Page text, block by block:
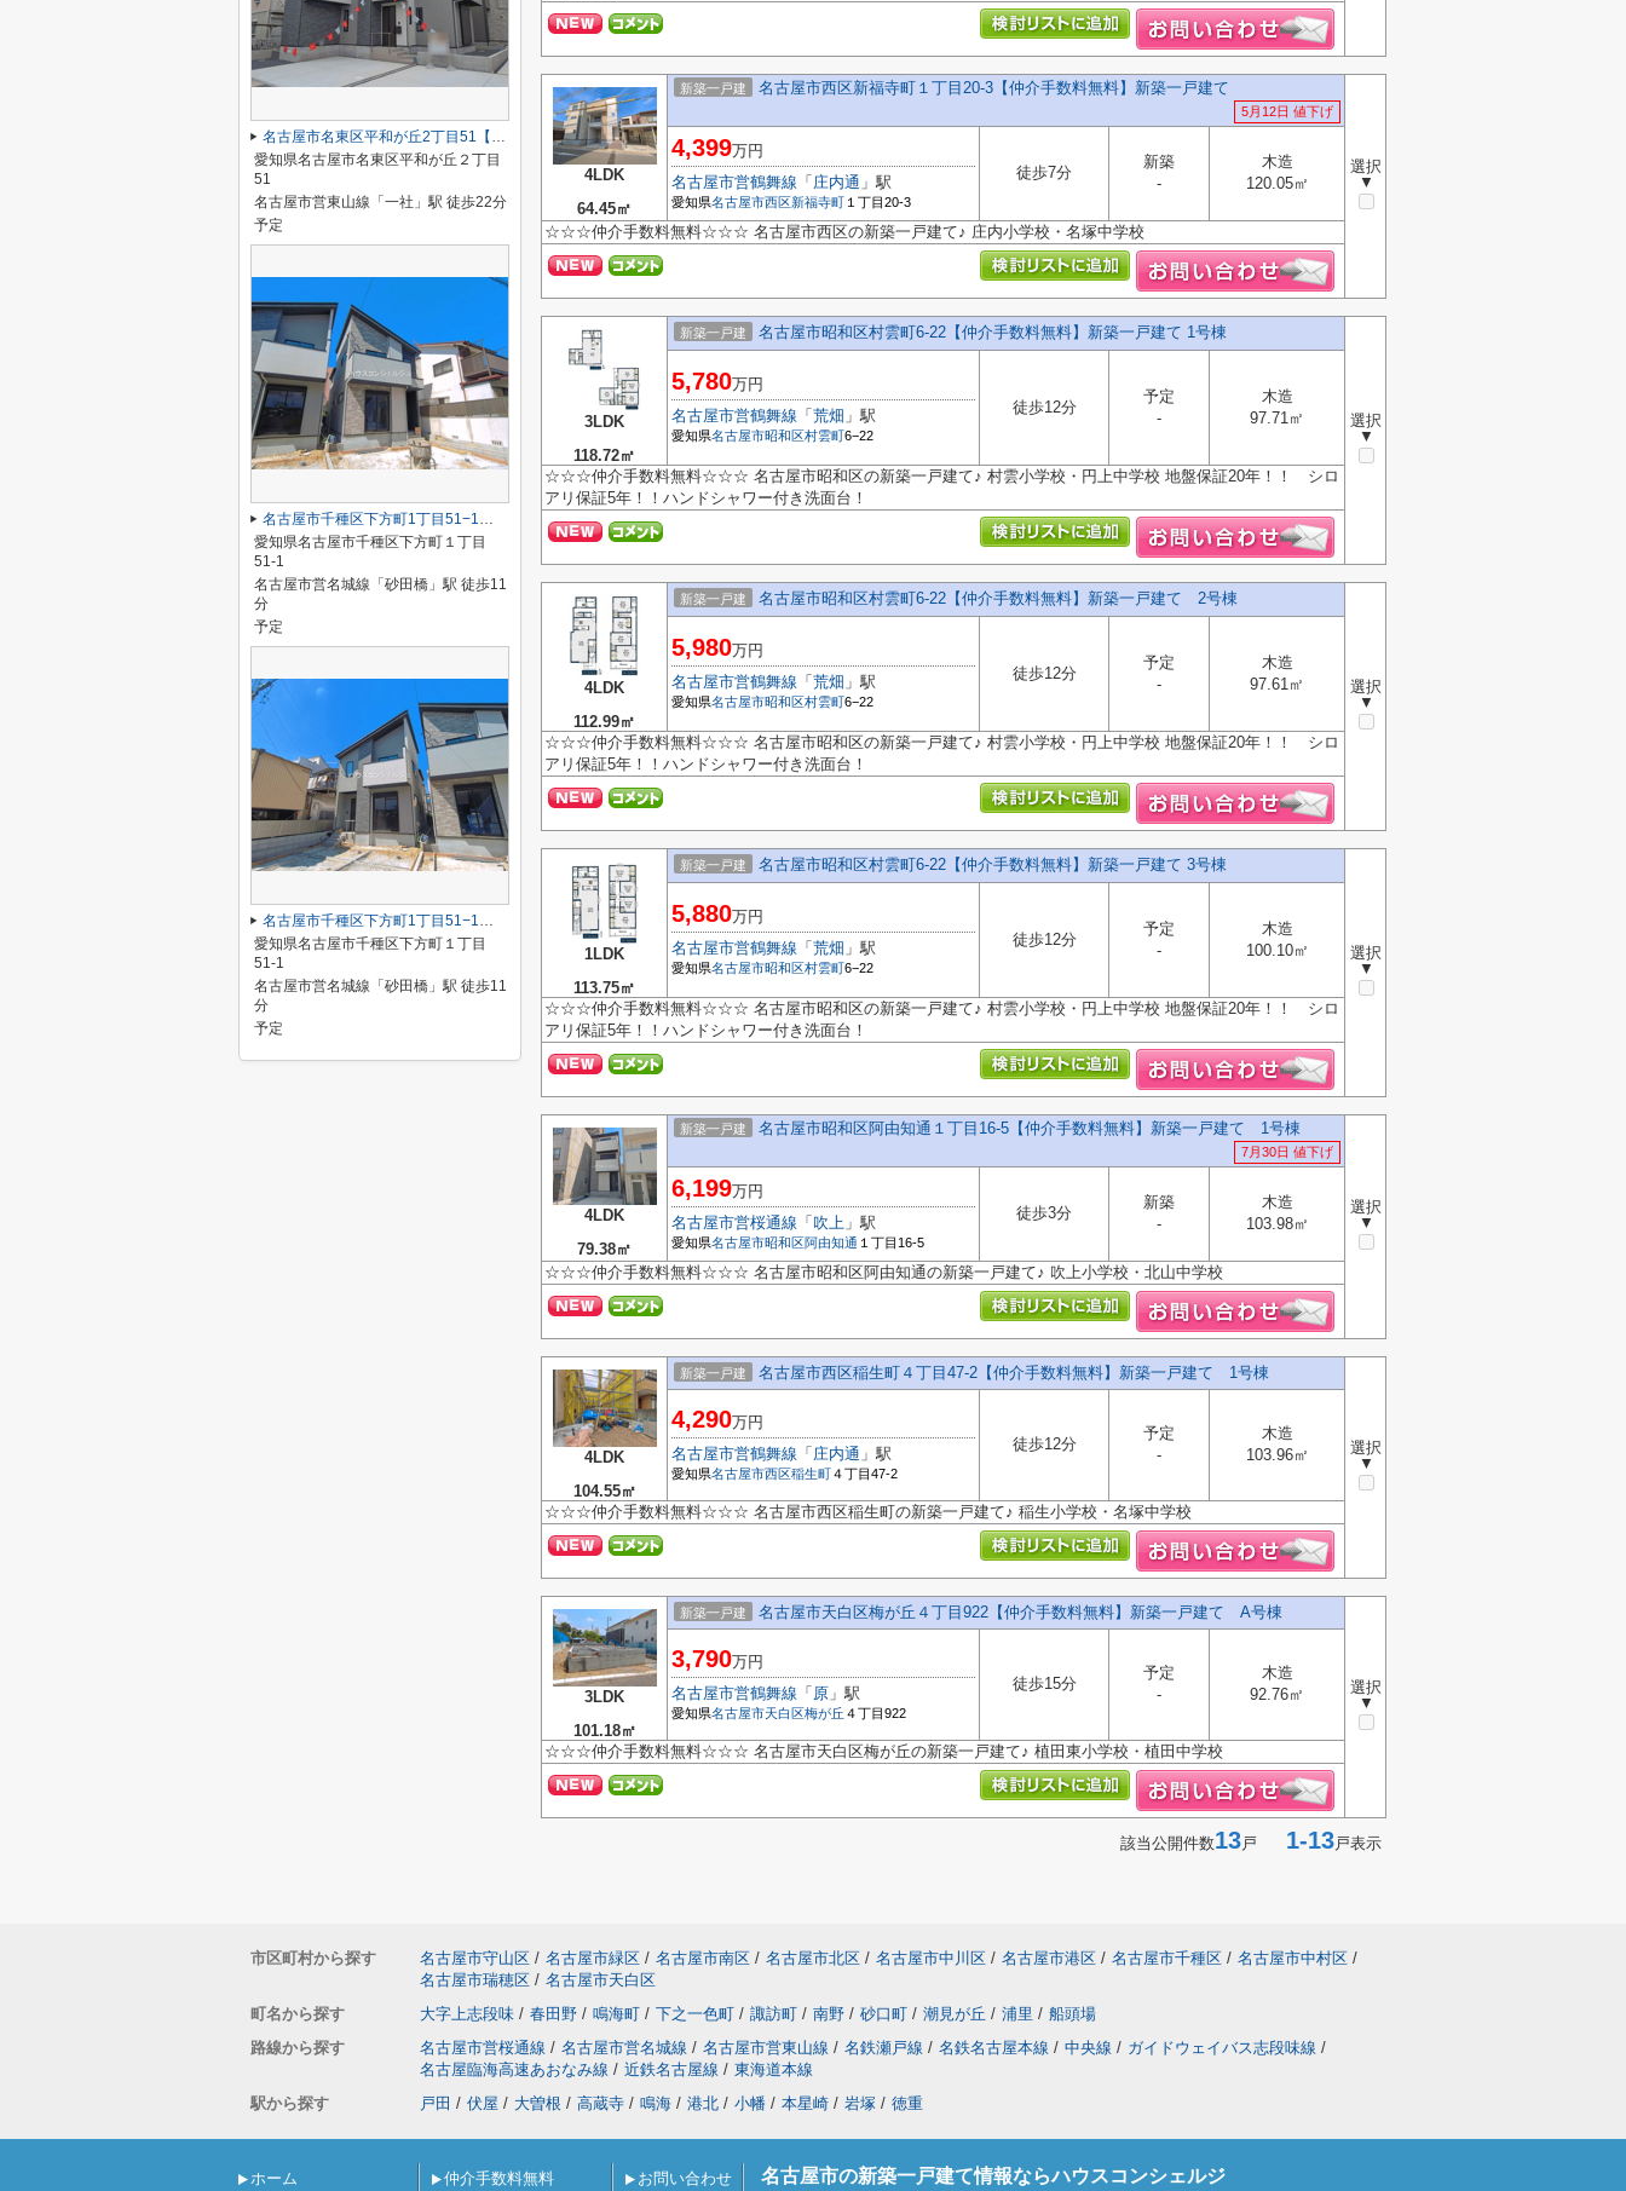
4LDK
64.45㎡
新築一戸建 名古屋市西区新福寺町１丁目20-3【仲介手数料無料】新築一戸建て
5月12日 値下げ
選択
▼
4,399万円
名古屋市営鶴舞線 「 庄内通 」駅
愛知県名古屋市西区新福寺町 １丁目20-3
徒歩7分
新築
-
木造
120.05㎡
☆☆☆仲介手数料無料☆☆☆ 名古屋市西区の新築一戸建て♪ 庄内小学校・名塚中学校
3LDK
118.72㎡
新築一戸建 名古屋市昭和区村雲町6‐22【仲介手数料無料】新築一戸建て 1号棟
選択
▼
5,780万円
名古屋市営鶴舞線 「 荒畑 」駅
愛知県名古屋市昭和区村雲町6−22
徒歩12分
予定
-
木造
97.71㎡
☆☆☆仲介手数料無料☆☆☆ 名古屋市昭和区の新築一戸建て♪ 村雲小学校・円上中学校 地盤保証20年！！ シロ
アリ保証5年！！ハンドシャワー付き洗面台！
4LDK
112.99㎡
新築一戸建 名古屋市昭和区村雲町6‐22【仲介手数料無料】新築一戸建て 2号棟
選択
▼
5,980万円
名古屋市営鶴舞線 「 荒畑 」駅
愛知県名古屋市昭和区村雲町6−22
徒歩12分
予定
-
木造
97.61㎡
☆☆☆仲介手数料無料☆☆☆ 名古屋市昭和区の新築一戸建て♪ 村雲小学校・円上中学校 地盤保証20年！！ シロ
アリ保証5年！！ハンドシャワー付き洗面台！
1LDK
113.75㎡
新築一戸建 名古屋市昭和区村雲町6‐22【仲介手数料無料】新築一戸建て 3号棟
選択
▼
5,880万円
名古屋市営鶴舞線 「 荒畑 」駅
愛知県名古屋市昭和区村雲町6−22
徒歩12分
予定
-
木造
100.10㎡
☆☆☆仲介手数料無料☆☆☆ 名古屋市昭和区の新築一戸建て♪ 村雲小学校・円上中学校 地盤保証20年！！ シロ
アリ保証5年！！ハンドシャワー付き洗面台！
4LDK
79.38㎡
新築一戸建 名古屋市昭和区阿由知通１丁目16-5【仲介手数料無料】新築一戸建て 1号棟
7月30日 値下げ
選択
▼
6,199万円
名古屋市営桜通線 「 吹上 」駅
愛知県名古屋市昭和区阿由知通 １丁目16-5
徒歩3分
新築
-
木造
103.98㎡
☆☆☆仲介手数料無料☆☆☆ 名古屋市昭和区阿由知通の新築一戸建て♪ 吹上小学校・北山中学校
4LDK
104.55㎡
新築一戸建 名古屋市西区稲生町４丁目47-2【仲介手数料無料】新築一戸建て 1号棟
選択
▼
4,290万円
名古屋市営鶴舞線 「 庄内通 」駅
愛知県名古屋市西区稲生町４丁目47-2
徒歩12分
予定
-
木造
103.96㎡
☆☆☆仲介手数料無料☆☆☆ 名古屋市西区稲生町の新築一戸建て♪ 稲生小学校・名塚中学校
3LDK
101.18㎡
新築一戸建 名古屋市天白区梅が丘４丁目922【仲介手数料無料】新築一戸建て A号棟
選択
▼
3,790万円
名古屋市営鶴舞線 「 原 」駅
愛知県名古屋市天白区梅が丘 ４丁目922
徒歩15分
予定
-
木造
92.76㎡
☆☆☆仲介手数料無料☆☆☆ 名古屋市天白区梅が丘の新築一戸建て♪ 植田東小学校・植田中学校
該当公開件数13戸 1-13戸表示
名古屋市名東区平和が丘2丁目51【仲介手数料無料】新築一戸建て 1号棟
愛知県名古屋市名東区平和が丘２丁目
51
名古屋市営東山線「一社」駅 徒歩22分
予定
名古屋市千種区下方町1丁目51−1【仲介手数料無料】新築一戸建て 2号棟
愛知県名古屋市千種区下方町１丁目
51-1
名古屋市営名城線「砂田橋」駅 徒歩11
分
予定
名古屋市千種区下方町1丁目51−1【仲介手数料無料】新築一戸建て 1号棟
愛知県名古屋市千種区下方町１丁目
51-1
名古屋市営名城線「砂田橋」駅 徒歩11
分
予定
市区町村から探す 名古屋市守山区 / 名古屋市緑区 / 名古屋市南区 / 名古屋市北区 / 名古屋市中川区 / 名古屋市港区 / 名古屋市千種区 / 名古屋市中村区 /
名古屋市瑞穂区 / 名古屋市天白区
町名から探す
大字上志段味 / 春田野 / 鳴海町 / 下之一色町 / 諏訪町 / 南野 / 砂口町 / 潮見が丘 / 浦里 / 船頭場
路線から探す
名古屋市営桜通線 / 名古屋市営名城線 / 名古屋市営東山線 / 名鉄瀬戸線 / 名鉄名古屋本線 / 中央線 / ガイドウェイバス志段味線 /
名古屋臨海高速あおなみ線 / 近鉄名古屋線 / 東海道本線
駅から探す
戸田 / 伏屋 / 大曽根 / 高蔵寺 / 鳴海 / 港北 / 小幡 / 本星崎 / 岩塚 / 徳重
ホーム 仲介手数料無料 お問い合わせ 名古屋市の新築一戸建て情報ならハウスコンシェルジ